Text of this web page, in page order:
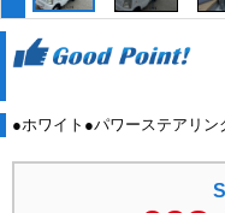
●ホワイト●パワーステアリ